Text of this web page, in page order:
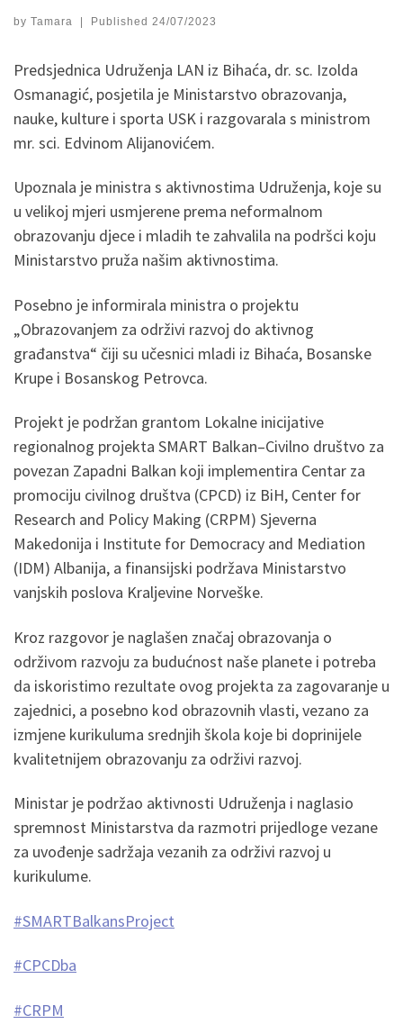
by Tamara | Published 24/07/2023
Predsjednica Udruženja LAN iz Bihaća, dr. sc. Izolda
Osmanagić, posjetila je Ministarstvo obrazovanja,
nauke, kulture i sporta USK i razgovarala s ministrom
mr. sci. Edvinom Alijanovićem.
Upoznala je ministra s aktivnostima Udruženja, koje su
u velikoj mjeri usmjerene prema neformalnom
obrazovanju djece i mladih te zahvalila na podršci koju
Ministarstvo pruža našim aktivnostima.
Posebno je informirala ministra o projektu
„Obrazovanjem za održivi razvoj do aktivnog
građanstva“ čiji su učesnici mladi iz Bihaća, Bosanske
Krupe i Bosanskog Petrovca.
Projekt je podržan grantom Lokalne inicijative
regionalnog projekta SMART Balkan–Civilno društvo za
povezan Zapadni Balkan koji implementira Centar za
promociju civilnog društva (CPCD) iz BiH, Center for
Research and Policy Making (CRPM) Sjeverna
Makedonija i Institute for Democracy and Mediation
(IDM) Albanija, a finansijski podržava Ministarstvo
vanjskih poslova Kraljevine Norveške.
Kroz razgovor je naglašen značaj obrazovanja o
održivom razvoju za budućnost naše planete i potreba
da iskoristimo rezultate ovog projekta za zagovaranje u
zajednici, a posebno kod obrazovnih vlasti, vezano za
izmjene kurikuluma srednjih škola koje bi doprinijele
kvalitetnijem obrazovanju za održivi razvoj.
Ministar je podržao aktivnosti Udruženja i naglasio
spremnost Ministarstva da razmotri prijedloge vezane
za uvođenje sadržaja vezanih za održivi razvoj u
kurikulume.
#SMARTBalkansProject
#CPCDba
#CRPM